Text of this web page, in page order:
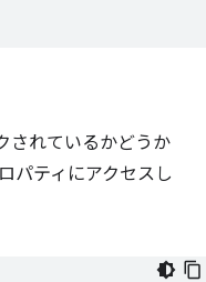
されているかどうか
パティにアクセスし